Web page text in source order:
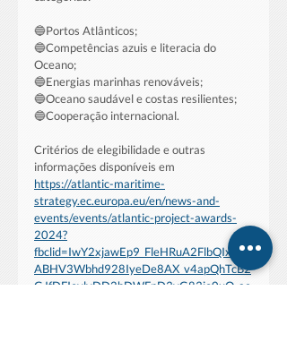
🔵Portos Atlânticos;
🔵Competências azuis e literacia do
Oceano;
🔵Energias marinhas renováveis;
🔵Oceano saudável e costas resilientes;
🔵Cooperação internacional.
Critérios de elegibilidade e outras
informações disponíveis em
https://atlantic-maritime-
strategy.ec.europa.eu/en/news-and-
events/events/atlantic-project-awards-
2024?
fbclid=IwY2xjawEp9_FleHRuA2FlbQIxMA
ABHV3Wbhd928IyeDe8AX_v4apQhTcB2
GJfDFIoylyDD2hDWFpD3vG83io0uQ_ae